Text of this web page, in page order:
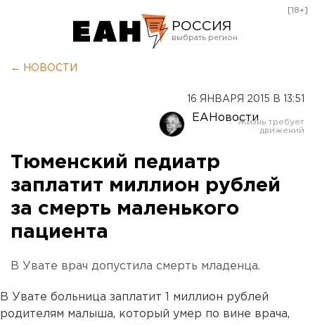
РОССИЯ
Оренбург
[18+]
← НОВОСТИ
16 ЯНВАРЯ 2015 В 13:51
ЕАНовости
Тюменский педиатр
заплатит миллион рублей
за смерть маленького
пациента
В Увате врач допустила смерть младенца.
В Увате больница заплатит 1 миллион рублей
родителям малыша, который умер по вине врача,